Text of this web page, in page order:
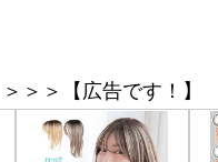
＞＞＞【広告です！】